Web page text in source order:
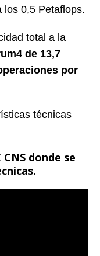
los 0,5 Petaflops.
total a la
de 13,7
por
técnicas
donde se